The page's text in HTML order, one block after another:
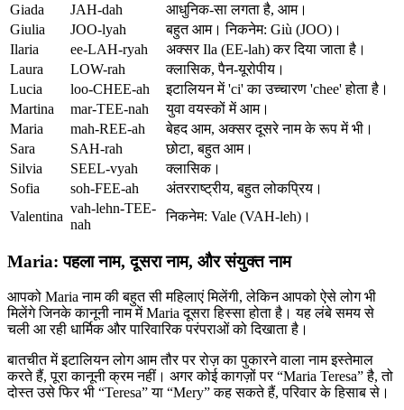
Giada
JAH-dah
आधुनिक-सा लगता है, आम।
Giulia
JOO-lyah
बहुत आम। निकनेम: Giù (JOO)।
Ilaria
ee-LAH-ryah
अक्सर Ila (EE-lah) कर दिया जाता है।
Laura
LOW-rah
क्लासिक, पैन-यूरोपीय।
Lucia
loo-CHEE-ah
इटालियन में 'ci' का उच्चारण 'chee' होता है।
Martina
mar-TEE-nah
युवा वयस्कों में आम।
Maria
mah-REE-ah
बेहद आम, अक्सर दूसरे नाम के रूप में भी।
Sara
SAH-rah
छोटा, बहुत आम।
Silvia
SEEL-vyah
क्लासिक।
Sofia
soh-FEE-ah
अंतरराष्ट्रीय, बहुत लोकप्रिय।
Valentina
vah-lehn-TEE-
nah
निकनेम: Vale (VAH-leh)।
Maria: पहला नाम, दूसरा नाम, और संयुक्त नाम
आपको Maria नाम की बहुत सी महिलाएं मिलेंगी, लेकिन आपको ऐसे लोग भी
मिलेंगे जिनके कानूनी नाम में Maria दूसरा हिस्सा होता है। यह लंबे समय से
चली आ रही धार्मिक और पारिवारिक परंपराओं को दिखाता है।
बातचीत में इटालियन लोग आम तौर पर रोज़ का पुकारने वाला नाम इस्तेमाल
करते हैं, पूरा कानूनी क्रम नहीं। अगर कोई कागज़ों पर “Maria Teresa” है, तो
दोस्त उसे फिर भी “Teresa” या “Mery” कह सकते हैं, परिवार के हिसाब से।